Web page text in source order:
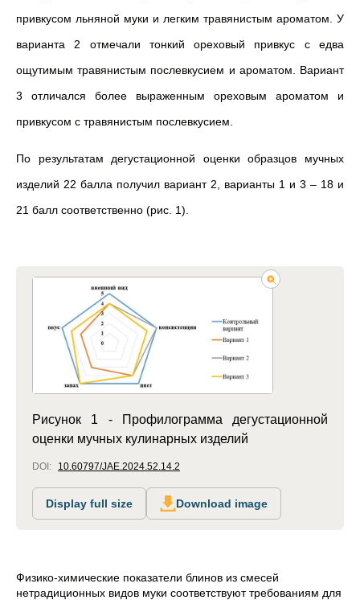
привкусом льняной муки и легким травянистым ароматом. У
варианта 2 отмечали тонкий ореховый привкус с едва
ощутимым травянистым послевкусием и ароматом. Вариант
3 отличался более выраженным ореховым ароматом и
привкусом с травянистым послевкусием.
По результатам дегустационной оценки образцов мучных
изделий 22 балла получил вариант 2, варианты 1 и 3 – 18 и
21 балл соответственно (рис. 1).
Рисунок 1 - Профилограмма дегустационной
оценки мучных кулинарных изделий
DOI: 10.60797/JAE.2024.52.14.2
Display full size Download image
Физико-химические показатели блинов из смесей
нетрадиционных видов муки соответствуют требованиям для